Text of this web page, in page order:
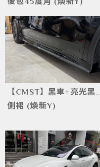
【CMST】黑車+亮光黑_
側裙 (煥新Y)